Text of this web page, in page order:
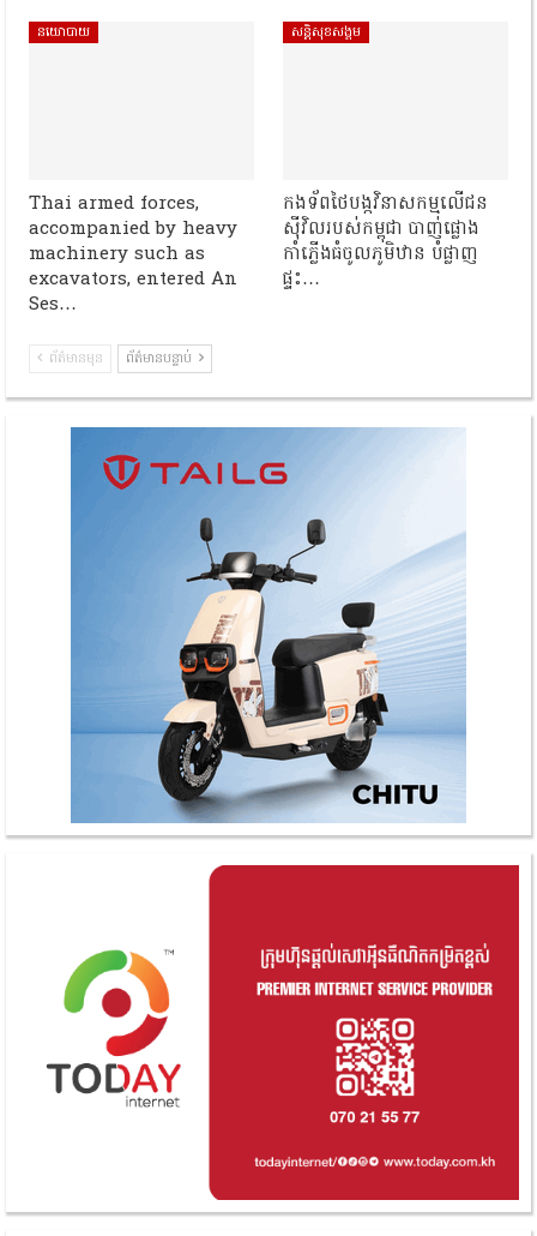
នយោបាយ
Thai armed forces,
accompanied by heavy
machinery such as
excavators, entered An
Ses…
សន្តិសុខសង្គម
កងទ័ពថៃបង្កវិនាសកម្មលើជន
ស៊ីវិលរបស់កម្ពុជា បាញ់ផ្លោង
កាំភ្លើងធំចូលភូមិឋាន បំផ្លាញ
ផ្ទះ…
ព័ត៌មានមុន ព័ត៌មានបន្ទាប់